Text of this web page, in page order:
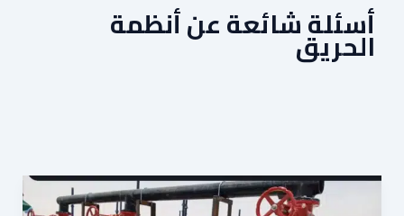
أسئلة شائعة عن أنظمة
الحريق
أفضل